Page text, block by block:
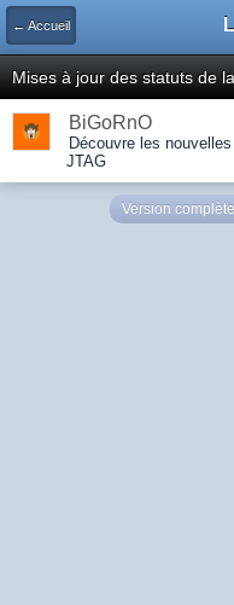
← Accueil
Mises à jour des statuts de
BiGoRnO
Découvre les
JTAG
Version complète